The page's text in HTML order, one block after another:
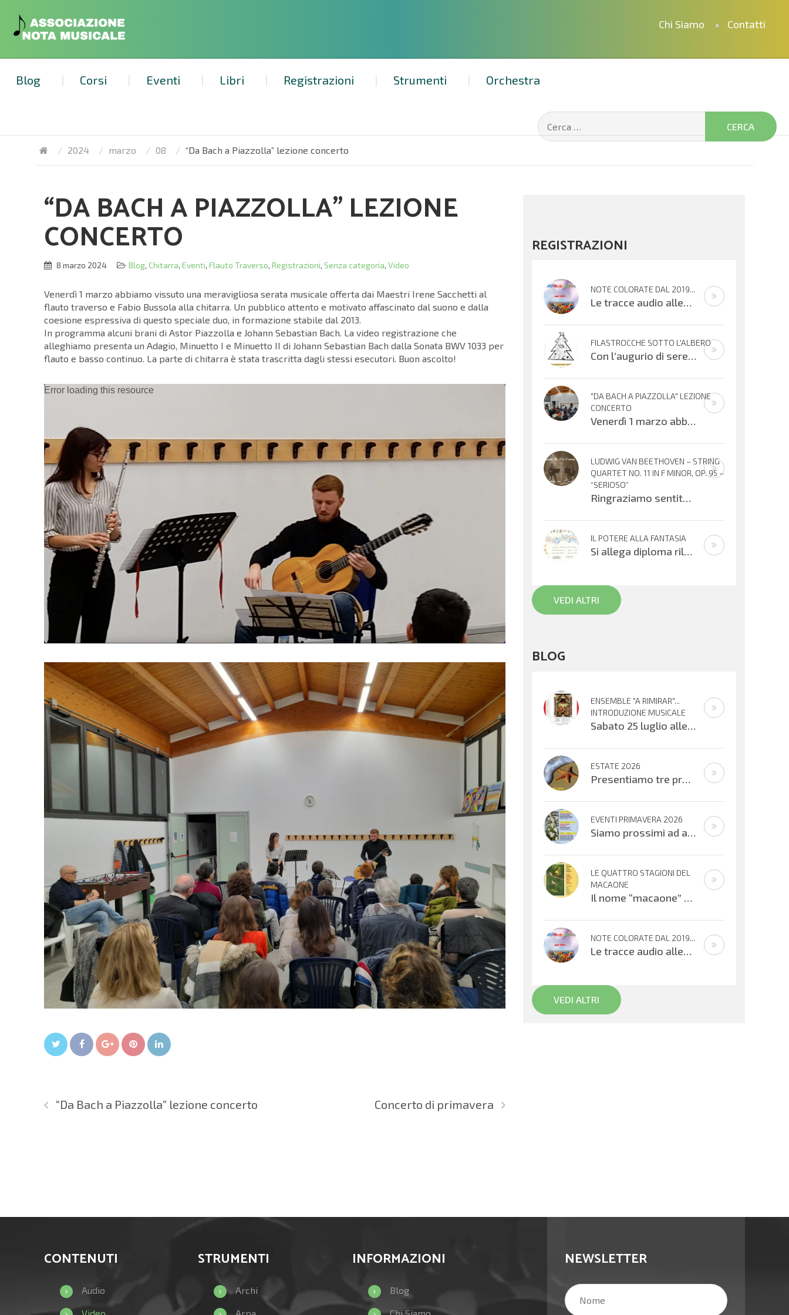
Chi Siamo Contatti
Blog Corsi Eventi Libri Registrazioni Strumenti Orchestra
2024 marzo 08 “Da Bach a Piazzolla” lezione concerto
“DA BACH A PIAZZOLLA” LEZIONE
CONCERTO
8 marzo 2024 Blog, Chitarra, Eventi, Flauto Traverso, Registrazioni, Senza categoria, Video
Venerdì 1 marzo abbiamo vissuto una meravigliosa serata musicale offerta dai Maestri Irene Sacchetti al
flauto traverso e Fabio Bussola alla chitarra. Un pubblico attento e motivato affascinato dal suono e dalla
coesione espressiva di questo speciale duo, in formazione stabile dal 2013.
In programma alcuni brani di Astor Piazzolla e Johann Sebastian Bach. La video registrazione che
alleghiamo presenta un Adagio, Minuetto I e Minuetto II di Johann Sebastian Bach dalla Sonata BWV 1033 per
flauto e basso continuo. La parte di chitarra è stata trascritta dagli stessi esecutori. Buon ascolto!
Video
Error loading this resource
TwitterFacebookGoogle+Pin It
“Da Bach a Piazzolla” lezione concerto Concerto di primavera
REGISTRAZIONI
NOTE COLORATE DAL 2019...
Le tracce audio allegate sono promemoria di percorsi didattici realizzati
FILASTROCCHE SOTTO L'ALBERO
Con l’augurio di serene festività, affidiamo alle vostre orecchie alcuni
"DA BACH A PIAZZOLLA" LEZIONE
CONCERTO
Venerdì 1 marzo abbiamo vissuto una meravigliosa serata musicale offerta dai Maestri Irene Sacchetti al flauto traverso e Fabio
LUDWIG VAN BEETHOVEN – STRING
QUARTET NO. 11 IN F MINOR, OP. 95 –
“SERIOSO”
Ringraziamo sentitamente Gloria Foresti e i suoi giovani colleghi per la condivisione di questa bella esecuzione del Quartetto per
IL POTERE ALLA FANTASIA
Si allega diploma rilasciato all’XI° edizione del Concorso Gianni Rodari 2020: secondo premio al Coro Topolino din don. Un sentito
VEDI ALTRI
BLOG
ENSEMBLE "A RIMIRAR"...
INTRODUZIONE MUSICALE
Sabato 25 luglio alle ore 16:30 verrà inaugurata la mostra organizzata dal Centro Biblioteca Comunale presso il Palazzo “Suore
ESTATE 2026
Presentiamo tre progetti estivi che si svolgeranno nell’ultima settimana di
EVENTI PRIMAVERA 2026
Siamo prossimi ad alcuni appuntamenti musicali offerti dai bambini, ragazzi e adulti che cantano e suonano. Si inizierà con il
LE QUATTRO STAGIONI DEL
MACAONE
Il nome “macaone” deriva dalla mitologia greca: Macaone era un abile medico e guerriero e il nome della farfalla
NOTE COLORATE DAL 2019...
Le tracce audio allegate sono promemoria di percorsi didattici realizzati
VEDI ALTRI
NEWSLETTER
CONTENUTI
Audio
STRUMENTI
Archi
INFORMAZIONI
Blog